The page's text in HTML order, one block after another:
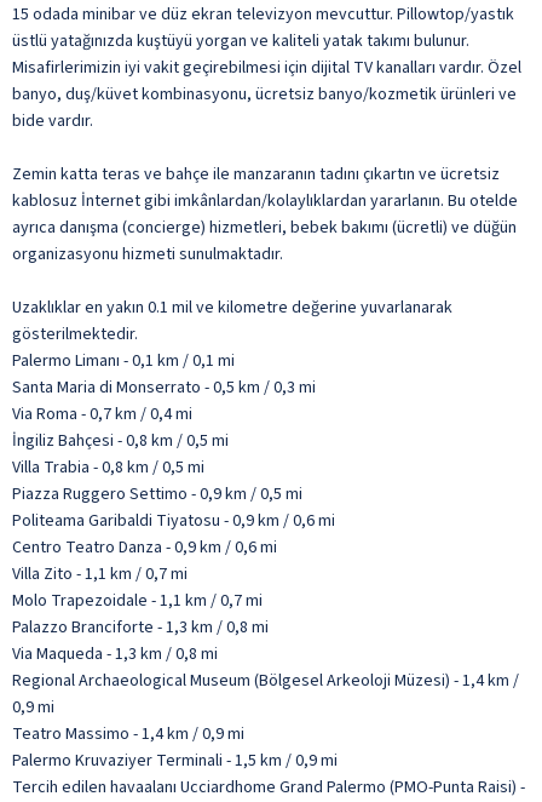
15 odada minibar ve düz ekran televizyon mevcuttur. Pillowtop/yastık
üstlü yatağınızda kuştüyü yorgan ve kaliteli yatak takımı bulunur.
Misafirlerimizin iyi vakit geçirebilmesi için dijital TV kanalları vardır. Özel
banyo, duş/küvet kombinasyonu, ücretsiz banyo/kozmetik ürünleri ve
bide vardır.
Zemin katta teras ve bahçe ile manzaranın tadını çıkartın ve ücretsiz
kablosuz İnternet gibi imkânlardan/kolaylıklardan yararlanın. Bu otelde
ayrıca danışma (concierge) hizmetleri, bebek bakımı (ücretli) ve düğün
organizasyonu hizmeti sunulmaktadır.
Uzaklıklar en yakın 0.1 mil ve kilometre değerine yuvarlanarak
gösterilmektedir.
Palermo Limanı - 0,1 km / 0,1 mi
Santa Maria di Monserrato - 0,5 km / 0,3 mi
Via Roma - 0,7 km / 0,4 mi
İngiliz Bahçesi - 0,8 km / 0,5 mi
Villa Trabia - 0,8 km / 0,5 mi
Piazza Ruggero Settimo - 0,9 km / 0,5 mi
Politeama Garibaldi Tiyatosu - 0,9 km / 0,6 mi
Centro Teatro Danza - 0,9 km / 0,6 mi
Villa Zito - 1,1 km / 0,7 mi
Molo Trapezoidale - 1,1 km / 0,7 mi
Palazzo Branciforte - 1,3 km / 0,8 mi
Via Maqueda - 1,3 km / 0,8 mi
Regional Archaeological Museum (Bölgesel Arkeoloji Müzesi) - 1,4 km /
0,9 mi
Teatro Massimo - 1,4 km / 0,9 mi
Palermo Kruvaziyer Terminali - 1,5 km / 0,9 mi
Tercih edilen havaalanı Ucciardhome Grand Palermo (PMO-Punta Raisi) -